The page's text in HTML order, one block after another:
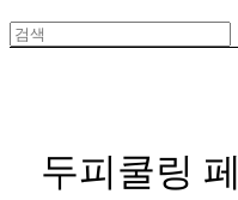
두피쿨링 페